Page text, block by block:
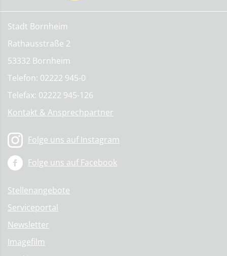
Stadt Bornheim
Rathausstraße 2
53332 Bornheim
Telefon: 02222 945-0
Telefax: 02222 945-126
Kontakt & Ansprechpartner
Folge uns auf Instagram
Folge uns auf Facebook
Stellenangebote
Serviceportal
Newsletter
Imagefilm